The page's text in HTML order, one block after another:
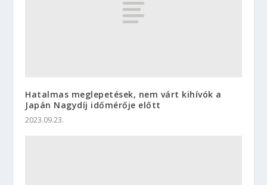
Hatalmas meglepetések, nem várt kihívók a
Japán Nagydíj időmérője előtt
2023.09.23.